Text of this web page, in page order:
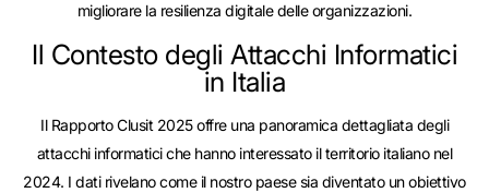
migliorare la resilienza digitale delle organizzazioni.
Il Contesto degli Attacchi Informatici
in Italia
Il Rapporto Clusit 2025 offre una panoramica dettagliata degli
attacchi informatici che hanno interessato il territorio italiano nel
2024. I dati rivelano come il nostro paese sia diventato un obiettivo